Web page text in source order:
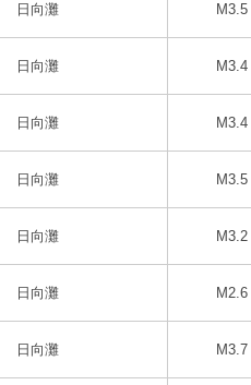
日向灘 M3.5
日向灘 M3.4
日向灘 M3.4
日向灘 M3.5
日向灘 M3.2
日向灘 M2.6
日向灘 M3.7